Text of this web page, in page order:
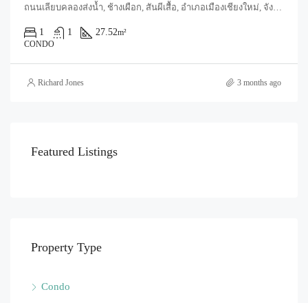
1 1 27.52m²
CONDO
Richard Jones 3 months ago
Featured Listings
Property Type
Condo